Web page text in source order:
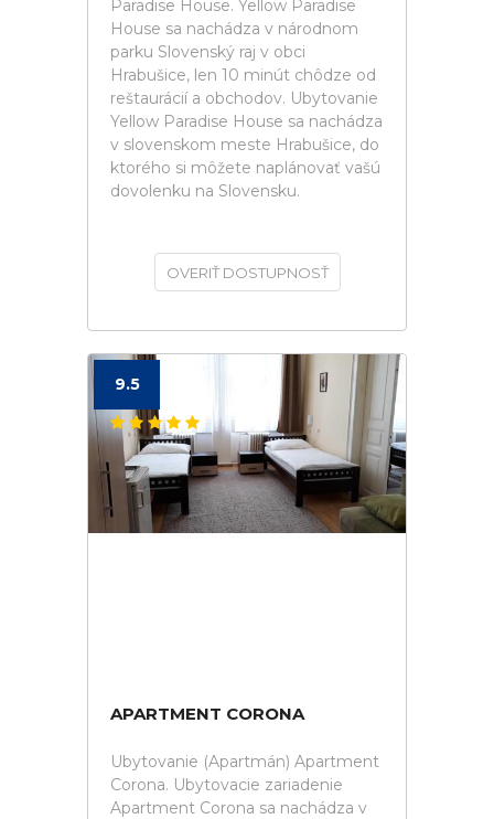
Paradise House. Yellow Paradise
House sa nachádza v národnom
parku Slovenský raj v obci
Hrabušice, len 10 minút chôdze od
reštaurácií a obchodov. Ubytovanie
Yellow Paradise House sa nachádza
v slovenskom meste Hrabušice, do
ktorého si môžete naplánovať vašú
dovolenku na Slovensku.
OVERIŤ DOSTUPNOSŤ
9.5
APARTMENT CORONA
Ubytovanie (Apartmán) Apartment
Corona. Ubytovacie zariadenie
Apartment Corona sa nachádza v